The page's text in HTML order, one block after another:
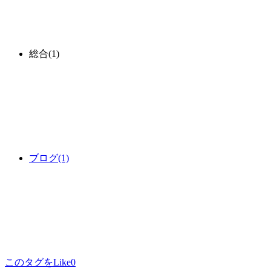
総合(1)
ブログ(1)
このタグをLike0